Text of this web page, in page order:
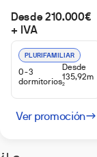
Desde 210.000€
+ IVA
PLURIFAMILIAR
0-3
dormitorios
Desde
135,92m
2
Ver promoción